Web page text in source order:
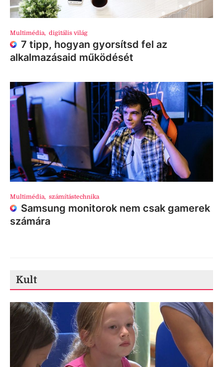
Multimédia, digitális világ
7 tipp, hogyan gyorsítsd fel az
alkalmazásaid működését
Multimédia, számítástechnika
Samsung monitorok nem csak gamerek
számára
Kult